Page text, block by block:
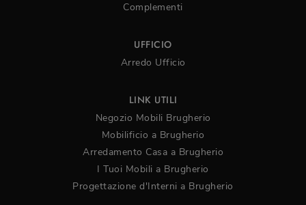
Complementi
UFFICIO
Arredo Ufficio
LINK UTILI
Negozio Mobili Brugherio
Mobilificio a Brugherio
Arredamento Casa a Brugherio
I Tuoi Mobili a Brugherio
Progettazione d'Interni a Brugherio